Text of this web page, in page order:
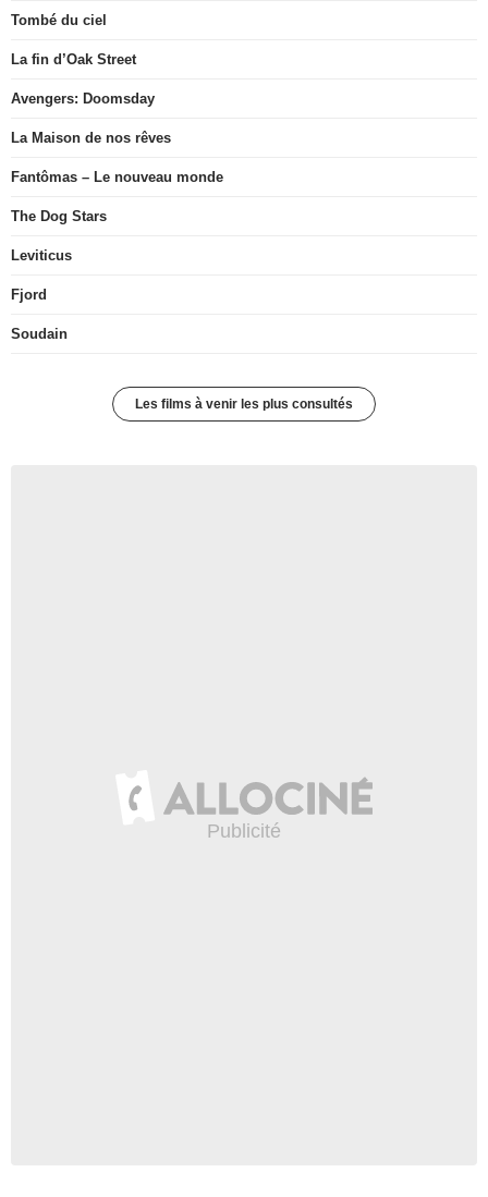
Tombé du ciel
La fin d’Oak Street
Avengers: Doomsday
La Maison de nos rêves
Fantômas – Le nouveau monde
The Dog Stars
Leviticus
Fjord
Soudain
Les films à venir les plus consultés